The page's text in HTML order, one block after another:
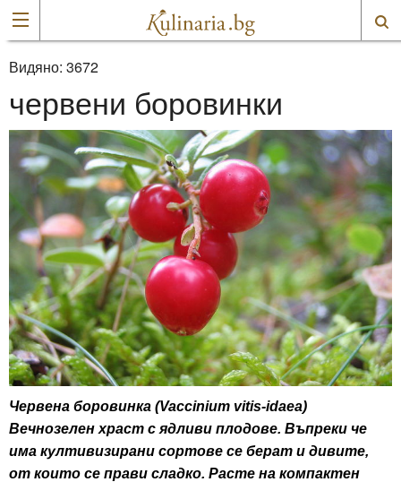
Видяно: 3672
червени боровинки
Червена боровинка (Vaccinium vitis-idaea)
Вечнозелен храст с ядливи плодове. Въпреки че
има култивизирани сортове се берат и дивите,
от които се прави сладко. Расте на компактен